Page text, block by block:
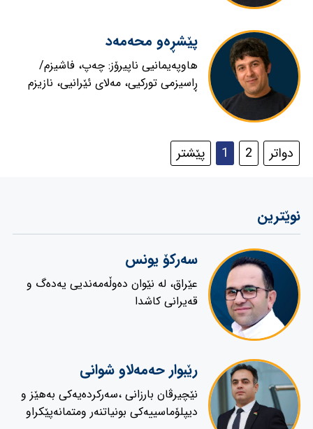
پێشڕەو محەمەد
هاوپەیمانیی ناپیرۆز: چەپ، فاشیزم/
ڕاسیزمی تورکیی، مەلای ئێرانیی، نازیزم
دواتر 1 2 پێشتر
نوێترین
سەركۆ یونس
عێراق، لە نێوان دەوڵەمەندیی یەدەگ و
قەیرانی کاشدا
رێبوار حەمەلاو شوانی
نێچیرڤان بارزانى ،سەرکردەیەکى بەهێز و
دیپلۆماسییەکى بونیاتنەر ومتمانەپێکراو